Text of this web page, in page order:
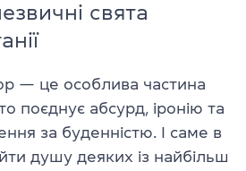
свята
— це особлива частина
поєднує абсурд, іронію та
за буденністю. І саме в
душу деяких із найбільш